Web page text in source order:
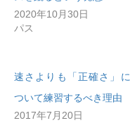
2020年10月30日
パス
速さよりも「正確さ」に
ついて練習するべき理由
2017年7月20日